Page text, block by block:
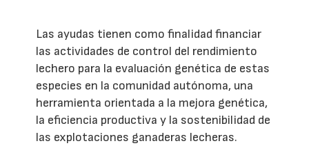
Las ayudas tienen como finalidad financiar
las actividades de control del rendimiento
lechero para la evaluación genética de estas
especies en la comunidad autónoma, una
herramienta orientada a la mejora genética,
la eficiencia productiva y la sostenibilidad de
las explotaciones ganaderas lecheras.